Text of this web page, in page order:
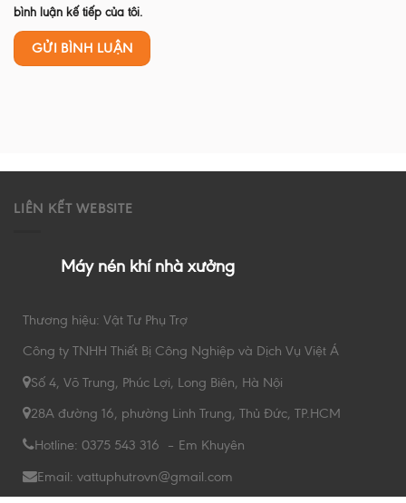
bình luận kế tiếp của tôi.
LIÊN KẾT WEBSITE
Máy nén khí nhà xưởng
Thương hiệu: Vật Tư Phụ Trợ
Công ty TNHH Thiết Bị Công Nghiệp và Dịch Vụ Việt Á
Số 4, Võ Trung, Phúc Lợi, Long Biên, Hà Nội
28A đường 16, phường Linh Trung, Thủ Đức, TP.HCM
Hotline: 0375 543 316 – Em Khuyên
Email: vattuphutrovn@gmail.com